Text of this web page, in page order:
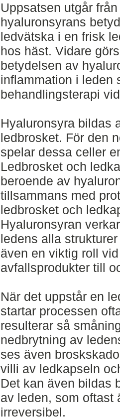
Uppsatsen utgår
hyaluronsyrans
ledvätska i en frisk
hos häst. Vidare
betydelsen av
inflammation i leden
behandlingsterapi
Hyaluronsyra bildas
ledbrosket. För den
spelar dessa celler
Ledbrosket och
beroende av
tillsammans med
ledbrosket och
Hyaluronsyran
ledens alla
även en viktig roll
avfallsprodukter till
När det uppstår en
startar processen
resulterar så
nedbrytning av
ses även
villi av ledkapseln
Det kan även bildas
av leden, som oftast
irreversibel.